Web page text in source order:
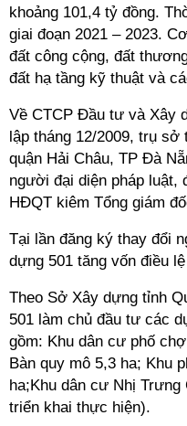
khoảng 101,4 tỷ đồng.
giai đoạn 2021 – 2023.
đất công cộng, đất
đất hạ tầng kỹ thuật và
Về CTCP Đầu tư và Xây
lập tháng 12/2009, trụ
quận Hải Châu, TP Đà
người đại diện pháp
HĐQT kiêm Tổng giám
Tại lần đăng ký thay đổi
dựng 501 tăng vốn điều
Theo Sở Xây dựng tỉnh
501 làm chủ đầu tư các
gồm: Khu dân cư phố
Bàn quy mô 5,3 ha; Khu
ha;Khu dân cư Nhị Trưng
triển khai thực hiện).